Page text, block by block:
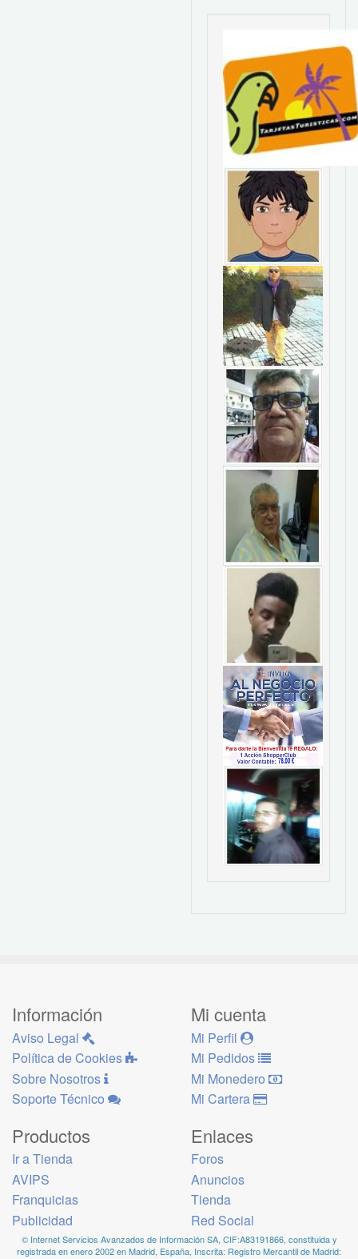
Información
Aviso Legal
Política de Cookies
Sobre Nosotros
Soporte Técnico
Mi cuenta
Mi Perfil
Mi Pedidos
Mi Monedero
Mi Cartera
Productos
Ir a Tienda
AVIPS
Franquicias
Publicidad
Enlaces
Foros
Anuncios
Tienda
Red Social
© Internet Servicios Avanzados de Información SA, CIF:A83191866, constituida y
registrada en enero 2002 en Madrid, España, Inscrita: Registro Mercantil de Madrid: